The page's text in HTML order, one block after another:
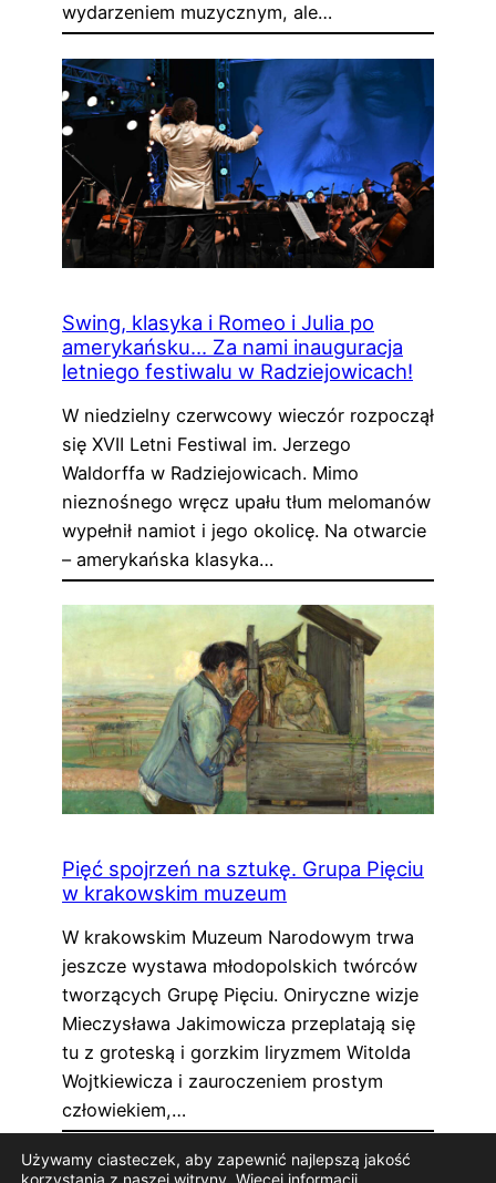
wydarzeniem muzycznym, ale…
Swing, klasyka i Romeo i Julia po
amerykańsku… Za nami inauguracja
letniego festiwalu w Radziejowicach!
W niedzielny czerwcowy wieczór rozpoczął
się XVII Letni Festiwal im. Jerzego
Waldorffa w Radziejowicach. Mimo
nieznośnego wręcz upału tłum melomanów
wypełnił namiot i jego okolicę. Na otwarcie
– amerykańska klasyka…
Pięć spojrzeń na sztukę. Grupa Pięciu
w krakowskim muzeum
W krakowskim Muzeum Narodowym trwa
jeszcze wystawa młodopolskich twórców
tworzących Grupę Pięciu. Oniryczne wizje
Mieczysława Jakimowicza przeplatają się
tu z groteską i gorzkim liryzmem Witolda
Wojtkiewicza i zauroczeniem prostym
człowiekiem,…
1 2 3 … 18 »
Używamy ciasteczek, aby zapewnić najlepszą jakość
korzystania z naszej witryny. Więcej informacji